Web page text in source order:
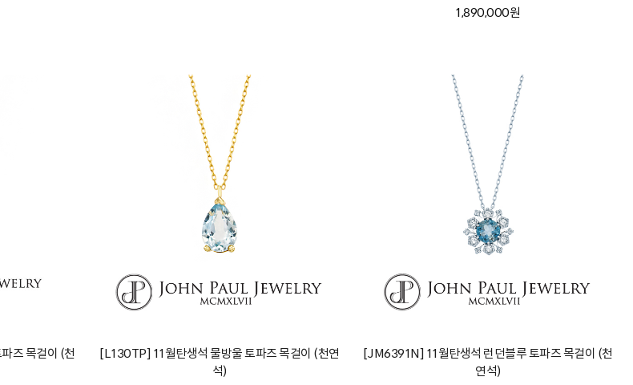
1,890,000원
즈 목걸이 (천
[L130TP] 11월탄생석 물방울 토파즈 목걸이 (천연
석)
[JM6391N] 11월탄생석 런던블루 토파즈 목걸이 (천
연석)